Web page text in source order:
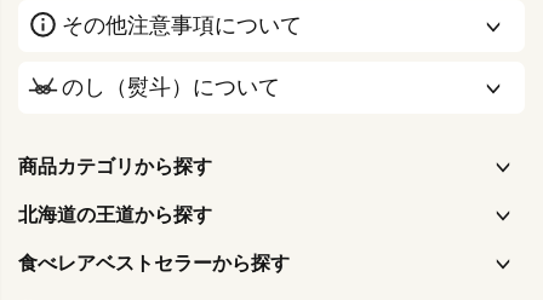
その他注意事項について
のし（熨斗）について
商品カテゴリから探す
北海道の王道から探す
食べレアベストセラーから探す